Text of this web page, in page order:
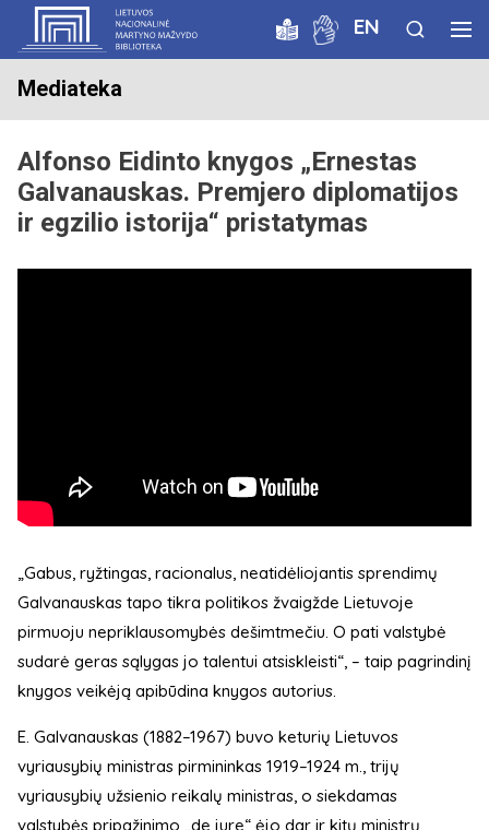
EN
Mediateka
Alfonso Eidinto knygos „Ernestas
Galvanauskas. Premjero diplomatijos
ir egzilio istorija“ pristatymas
„Gabus, ryžtingas, racionalus, neatidėliojantis sprendimų
Galvanauskas tapo tikra politikos žvaigžde Lietuvoje
pirmuoju nepriklausomybės dešimtmečiu. O pati valstybė
sudarė geras sąlygas jo talentui atsiskleisti“, – taip pagrindinį
knygos veikėją apibūdina knygos autorius.
E. Galvanauskas (1882–1967) buvo keturių Lietuvos
vyriausybių ministras pirmininkas 1919–1924 m., trijų
vyriausybių užsienio reikalų ministras, o siekdamas
valstybės pripažinimo „de jure“ ėjo dar ir kitų ministrų